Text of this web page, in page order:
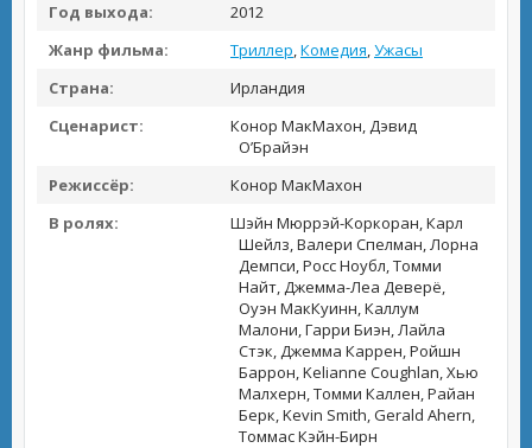
Год выхода:
2012
Жанр фильма:
Триллер,Комедия,Ужасы
Страна:
Ирландия
Сценарист:
Конор МакМахон, Дэвид
О’Брайэн
Режиссёр:
Конор МакМахон
В ролях:
Шэйн Мюррэй-Коркоран, Карл
Шейлз, Валери Спелман, Лорна
Демпси, Росс Ноубл, Томми
Найт, Джемма-Леа Деверё,
Оуэн МакКуинн, Каллум
Малони, Гарри Биэн, Лайла
Стэк, Джемма Каррен, Ройшн
Баррон, Kelianne Coughlan, Хью
Малхерн, Томми Каллен, Райан
Берк, Kevin Smith, Gerald Ahern,
Томмас Кэйн-Бирн